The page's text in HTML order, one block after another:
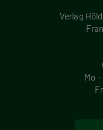
Verlag
Mo